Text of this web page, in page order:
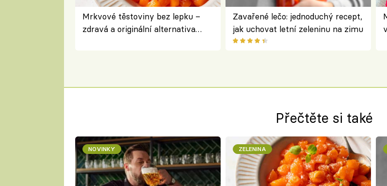
Mrkvové těstoviny bez lepku –
zdravá a originální alternativa
Zavařené lečo: jednoduchý recept,
jak uchovat letní zeleninu na zimu
Přečtěte si také
NOVINKY ZELENINA